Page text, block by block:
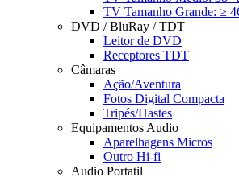
TV Tamanho Grande: ≥
DVD / BluRay / TDT
Leitor de DVD
Receptores TDT
Câmaras
Ação/Aventura
Fotos Digital Compacta
Tripés/Hastes
Equipamentos Audio
Aparelhagens Micros
Outro Hi-fi
Audio Portatil